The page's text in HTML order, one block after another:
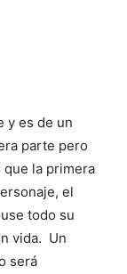
y es de un
parte pero
que la primera
el
todo su
vida. Un
será